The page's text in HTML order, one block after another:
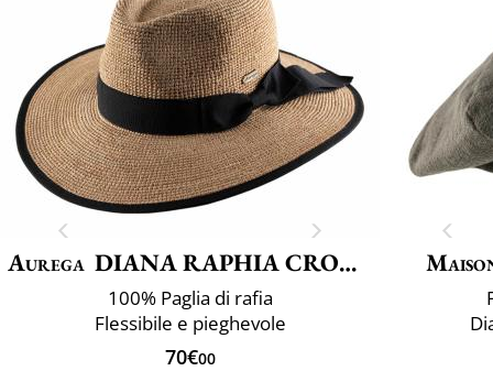
Aurega DIANA RAPHIA CROCHET FINO
100% Paglia di rafia
Flessibile e pieghevole
70€00